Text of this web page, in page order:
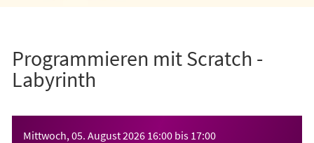
Programmieren mit Scratch -
Labyrinth
Mittwoch, 05. August 2026 16:00 bis 17:00